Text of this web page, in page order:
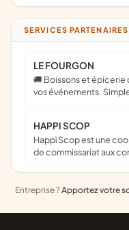
SERVICES PARTENAIRES
LE FOURGON
🚚 Boissons et épicerie consignées, livrées et reprises pour
vos événements.
HAPPI SCOP
Happï Scop est une coopérative d’expertise comptable &
de commissariat aux
Entreprise ?Apportez votre